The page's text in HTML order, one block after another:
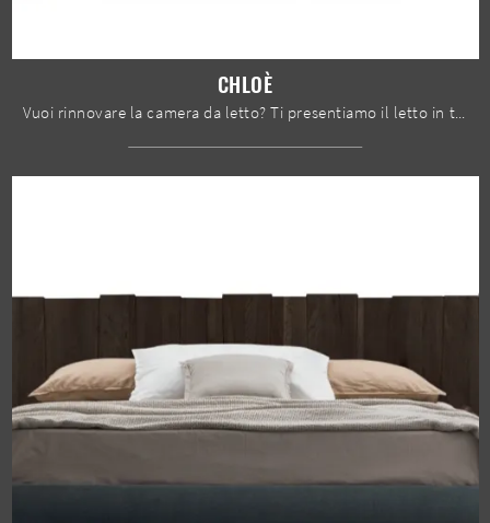
CHLOÈ